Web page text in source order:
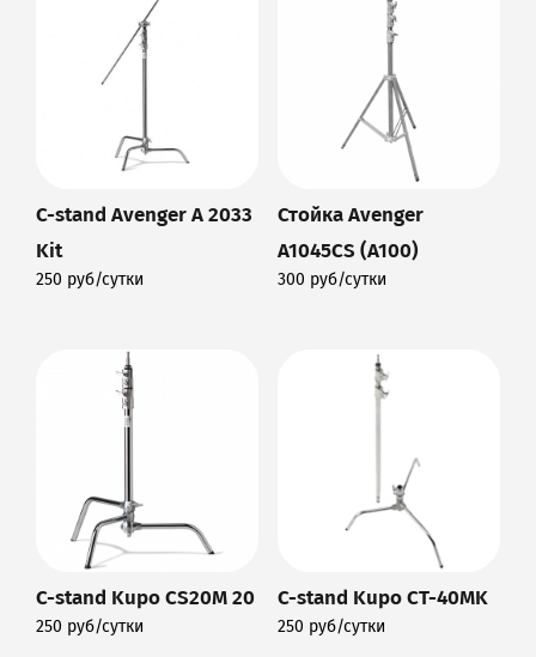
C-stand Avenger A 2033
Kit
250 руб/сутки
Стойка Avenger
A1045CS (A100)
300 руб/сутки
C-stand Kupo CS20M 20
250 руб/сутки
C-stand Kupo CT-40MK
250 руб/сутки